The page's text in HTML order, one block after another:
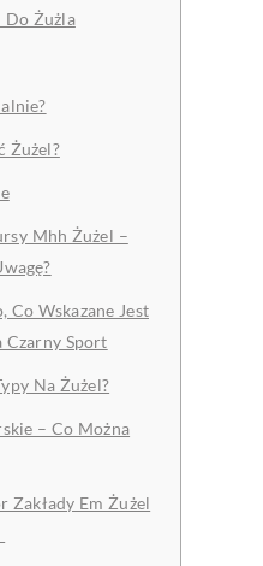
Do Żużla
Żużel?
Mhh Żużel –
Co Wskazane Jest
Czarny Sport
Na Żużel?
– Co Można
Zakłady Em Żużel